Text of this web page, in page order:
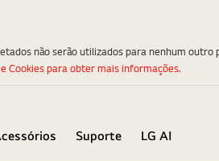
Suporte
LG AI
não serão utilizados para nenhum
Cookies para obter mais informações.